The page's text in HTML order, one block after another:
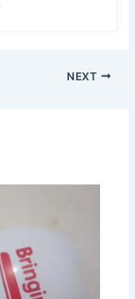
NEXT